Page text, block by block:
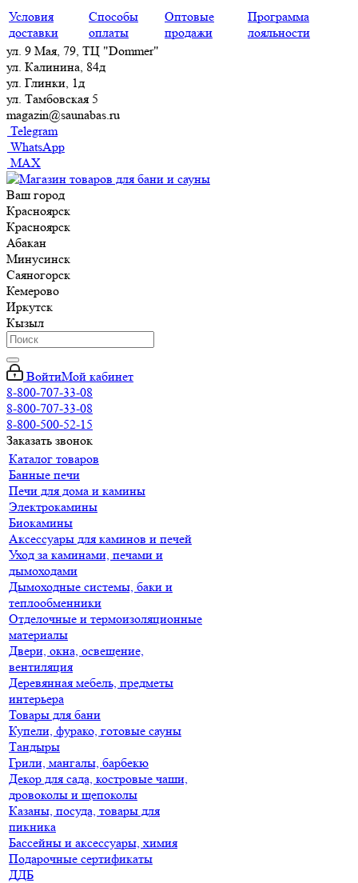
Условия
доставки
Способы
оплаты
Оптовые
продажи
Программа
лояльности
ул. 9 Мая, 79, ТЦ "Dommer"
ул. Калинина, 84д
ул. Глинки, 1д
ул. Тамбовская 5
magazin@saunabas.ru
Telegram
WhatsApp
MAX
Ваш город
Красноярск
Красноярск
Абакан
Минусинск
Саяногорск
Кемерово
Иркутск
Кызыл
ВойтиМой кабинет
8-800-707-33-08
8-800-707-33-08
8-800-500-52-15
Заказать звонок
Каталог товаров
Банные печи
Печи для дома и камины
Электрокамины
Биокамины
Аксессуары для каминов и печей
Уход за каминами, печами и
дымоходами
Дымоходные системы, баки и
теплообменники
Отделочные и термоизоляционные
материалы
Двери, окна, освещение,
вентиляция
Деревянная мебель, предметы
интерьера
Товары для бани
Купели, фурако, готовые сауны
Тандыры
Грили, мангалы, барбекю
Декор для сада, костровые чаши,
дровоколы и щепоколы
Казаны, посуда, товары для
пикника
Бассейны и аксессуары, химия
Подарочные сертификаты
ДДБ